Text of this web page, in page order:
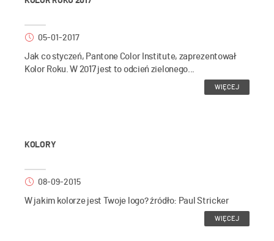
05-01-2017
Jak co styczeń, Pantone Color Institute, zaprezentował
Kolor Roku. W 2017 jest to odcień zielonego...
WIĘCEJ
KOLORY
08-09-2015
W jakim kolorze jest Twoje logo? źródło: Paul Stricker
WIĘCEJ